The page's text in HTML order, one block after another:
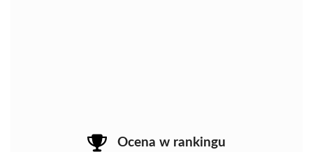
Ocena w rankingu